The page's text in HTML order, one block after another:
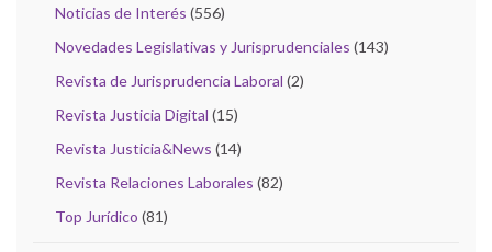
Noticias de Interés (556)
Novedades Legislativas y Jurisprudenciales (143)
Revista de Jurisprudencia Laboral (2)
Revista Justicia Digital (15)
Revista Justicia&News (14)
Revista Relaciones Laborales (82)
Top Jurídico (81)